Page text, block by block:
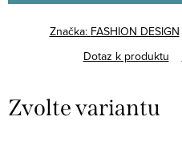
Značka: FASHION DESIGN
Dotaz k produktu